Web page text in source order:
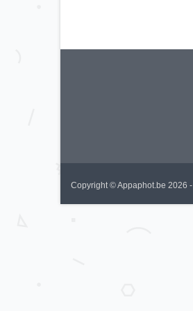
Copyright © Appaphot.be 2026